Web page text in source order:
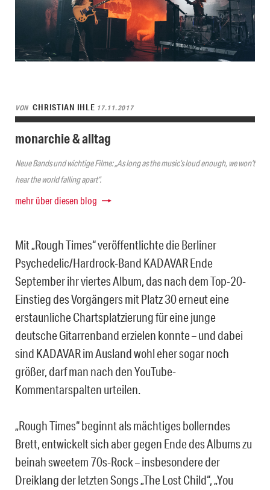
VON CHRISTIAN IHLE 17.11.2017
monarchie & alltag
Neue Bands und wichtige Filme: „As long as the music’s loud enough, we won’t
hear the world falling apart“.
mehr über diesen blog
Mit „Rough Times“ veröffentlichte die Berliner
Psychedelic/Hardrock-Band KADAVAR Ende
September ihr viertes Album, das nach dem Top-20-
Einstieg des Vorgängers mit Platz 30 erneut eine
erstaunliche Chartsplatzierung für eine junge
deutsche Gitarrenband erzielen konnte – und dabei
sind KADAVAR im Ausland wohl eher sogar noch
größer, darf man nach den YouTube-
Kommentarspalten urteilen.
„Rough Times“ beginnt als mächtiges bollerndes
Brett, entwickelt sich aber gegen Ende des Albums zu
beinah sweetem 70s-Rock – insbesondere der
Dreiklang der letzten Songs „The Lost Child“, „You